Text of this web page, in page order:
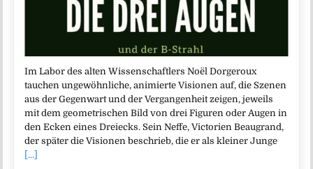
Im Labor des alten Wissenschaftlers Noël Dorgeroux
tauchen ungewöhnliche, animierte Visionen auf, die Szenen
aus der Gegenwart und der Vergangenheit zeigen, jeweils
mit dem geometrischen Bild von drei Figuren oder Augen in
den Ecken eines Dreiecks. Sein Neffe, Victorien Beaugrand,
der später die Visionen beschrieb, die er als kleiner Junge
[...]